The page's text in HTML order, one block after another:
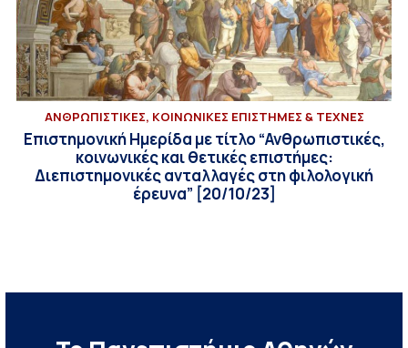
ΑΝΘΡΩΠΙΣΤΙΚΕΣ, ΚΟΙΝΩΝΙΚΕΣ ΕΠΙΣΤΗΜΕΣ & ΤΕΧΝΕΣ
Επιστημονική Ημερίδα με τίτλο “Ανθρωπιστικές,
κοινωνικές και θετικές επιστήμες:
Διεπιστημονικές ανταλλαγές στη φιλολογική
έρευνα” [20/10/23]